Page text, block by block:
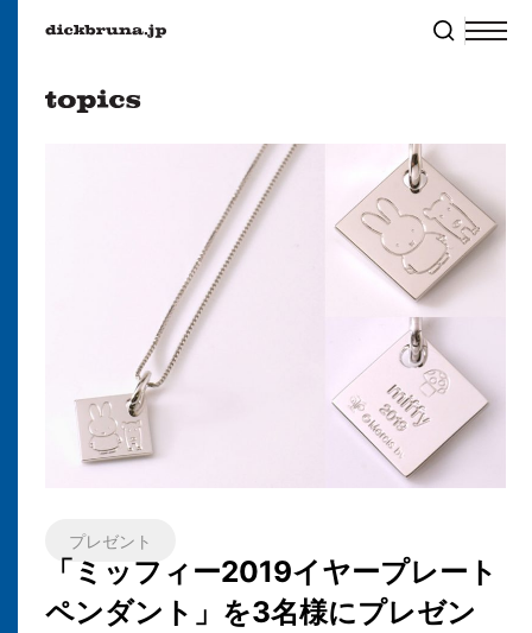
プレゼント
「ミッフィー2019イヤープレート
ペンダント」を3名様にプレゼン